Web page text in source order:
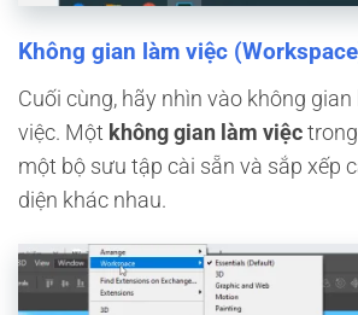
Không gian làm việc
Cuối cùng, hãy nhìn vào không gian
việc. Một không gian làm việc
một bộ sưu tập cài sẵn và sắp xếp
diện khác nhau.